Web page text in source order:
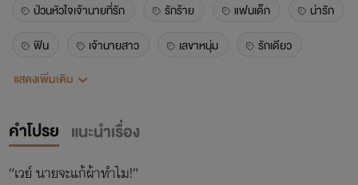
ป่วนหัวใจเจ้านายที่รัก รักร้าย แฟนเด็ก
น่ารัก
ฟิน
เจ้านายสาว เลขาหนุ่ม
รักเดียว
รักแรก
ออฟฟิศ
แสดงเพิ่มเติม
คำโปรย แนะนำเรื่อง
“เวย์ นายจะแก้ผ้าทำไม!”